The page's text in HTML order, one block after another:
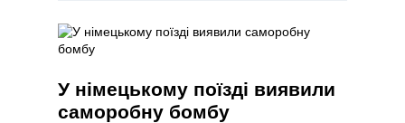
У німецькому поїзді виявили
саморобну бомбу